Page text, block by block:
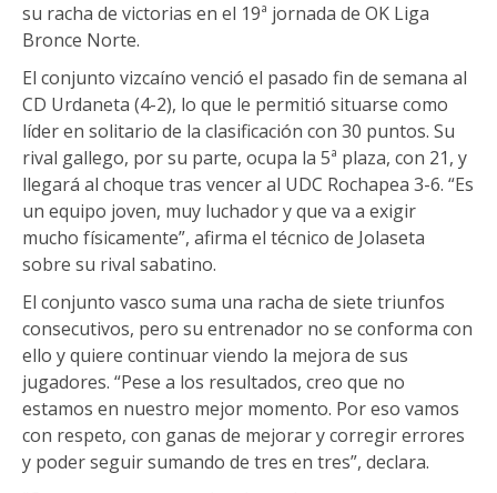
su racha de victorias en el 19ª jornada de OK Liga
Bronce Norte.
El conjunto vizcaíno venció el pasado fin de semana al
CD Urdaneta (4-2), lo que le permitió situarse como
líder en solitario de la clasificación con 30 puntos. Su
rival gallego, por su parte, ocupa la 5ª plaza, con 21, y
llegará al choque tras vencer al UDC Rochapea 3-6. “Es
un equipo joven, muy luchador y que va a exigir
mucho físicamente”, afirma el técnico de Jolaseta
sobre su rival sabatino.
El conjunto vasco suma una racha de siete triunfos
consecutivos, pero su entrenador no se conforma con
ello y quiere continuar viendo la mejora de sus
jugadores. “Pese a los resultados, creo que no
estamos en nuestro mejor momento. Por eso vamos
con respeto, con ganas de mejorar y corregir errores
y poder seguir sumando de tres en tres”, declara.